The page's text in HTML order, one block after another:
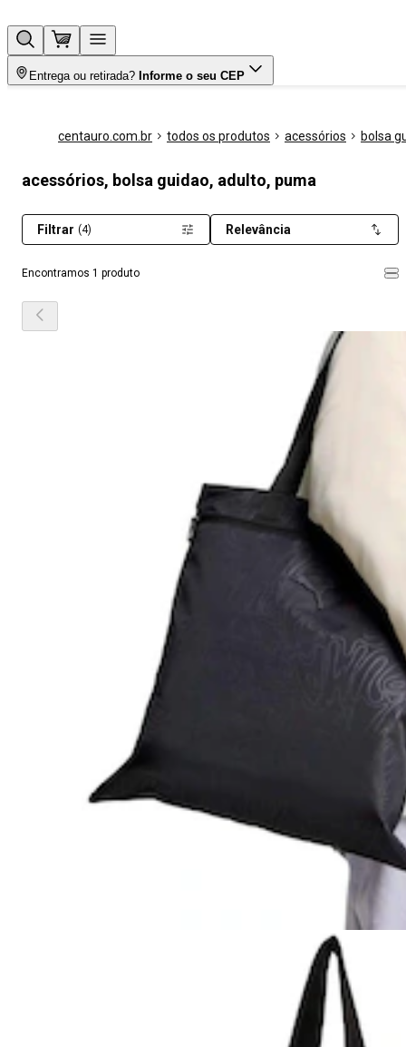
Entrega ou retirada? Informe o seu CEP
centauro.com.br todos os produtos acessórios bolsa
acessórios, bolsa guidao, adulto, puma
Encontramos 1 produto
Filtrar (4) Relevância